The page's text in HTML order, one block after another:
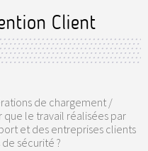
Client
de chargement /
que le travail réalisées par
et des entreprises clients
sécurité ?